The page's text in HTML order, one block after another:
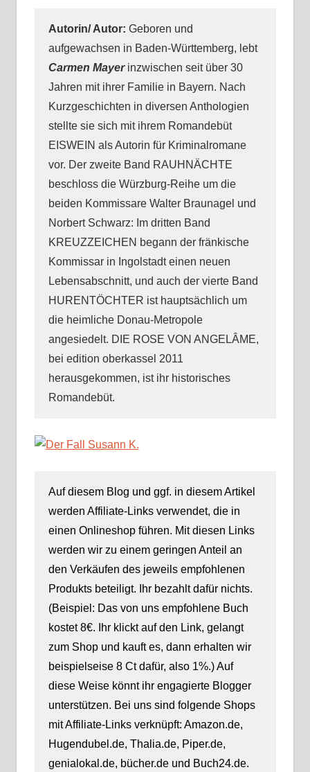
Autorin/ Autor: Geboren und
aufgewachsen in Baden-Württemberg, lebt
Carmen Mayerinzwischen seit über 30
Jahren mit ihrer Familie in Bayern. Nach
Kurzgeschichten in diversen Anthologien
stellte sie sich mit ihrem Romandebüt
EISWEIN als Autorin für Kriminalromane
vor. Der zweite Band RAUHNÄCHTE
beschloss die Würzburg-Reihe um die
beiden Kommissare Walter Braunagel und
Norbert Schwarz: Im dritten Band
KREUZZEICHEN begann der fränkische
Kommissar in Ingolstadt einen neuen
Lebensabschnitt, und auch der vierte Band
HURENTÖCHTER ist hauptsächlich um
die heimliche Donau-Metropole
angesiedelt. DIE ROSE VON ANGELÂME,
bei edition oberkassel 2011
herausgekommen, ist ihr historisches
Romandebüt.
Auf diesem Blog und ggf. in diesem Artikel
werden Affiliate-Links verwendet, die in
einen Onlineshop führen. Mit diesen Links
werden wir zu einem geringen Anteil an
den Verkäufen des jeweils empfohlenen
Produkts beteiligt. Ihr bezahlt dafür nichts.
(Beispiel: Das von uns empfohlene Buch
kostet 8€. Ihr klickt auf den Link, gelangt
zum Shop und kauft es, dann erhalten wir
beispielseise 8 Ct dafür, also 1%.) Auf
diese Weise könnt ihr engagierte Blogger
unterstützen. Bei uns sind folgende Shops
mit Affiliate-Links verknüpft: Amazon.de,
Hugendubel.de, Thalia.de, Piper.de,
genialokal.de, bücher.de und Buch24.de.